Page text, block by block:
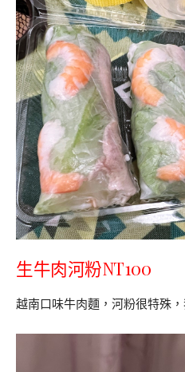
生牛肉河粉NT100
越南口味牛肉麵，河粉很特殊